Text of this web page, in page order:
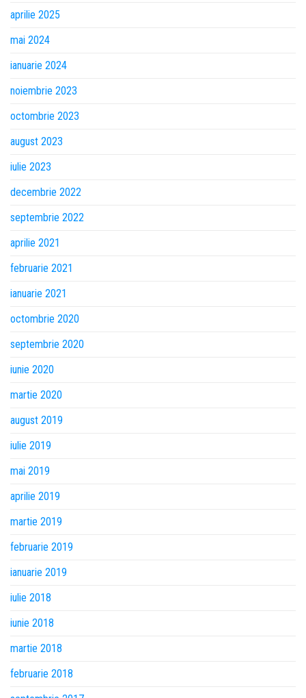
aprilie 2025
mai 2024
ianuarie 2024
noiembrie 2023
octombrie 2023
august 2023
iulie 2023
decembrie 2022
septembrie 2022
aprilie 2021
februarie 2021
ianuarie 2021
octombrie 2020
septembrie 2020
iunie 2020
martie 2020
august 2019
iulie 2019
mai 2019
aprilie 2019
martie 2019
februarie 2019
ianuarie 2019
iulie 2018
iunie 2018
martie 2018
februarie 2018